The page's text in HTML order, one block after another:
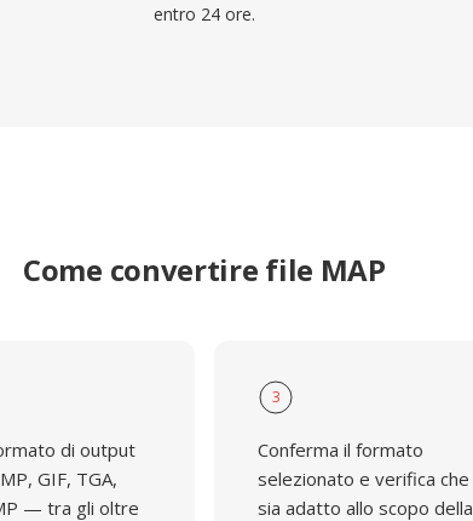
entro 24 ore.
Come convertire file MAP
di output
GIF, TGA,
— tra gli oltre
3
Conferma il formato
selezionato e verifica che
sia adatto allo scopo della